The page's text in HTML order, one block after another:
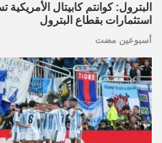
البترول: كوانتم كابيتال
استثمارات بقطاع البترول
أسبوعين مضت